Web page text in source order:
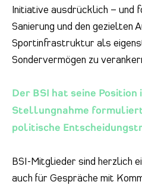
Initiative ausdrücklich – und
Sanierung und den gezielten
Sportinfrastruktur als
Sondervermögen zu
Der BSI hat seine Position
Stellungnahme
politische
BSI-Mitglieder sind herzlich
auch für Gespräche mit